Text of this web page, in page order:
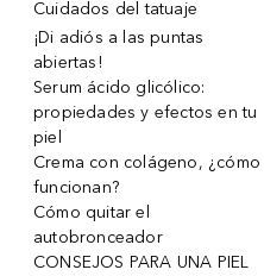
Cuidados del tatuaje
¡Di adiós a las puntas
abiertas!
Serum ácido glicólico:
propiedades y efectos en tu
piel
Crema con colágeno, ¿cómo
funcionan?
Cómo quitar el
autobronceador
CONSEJOS PARA UNA PIEL